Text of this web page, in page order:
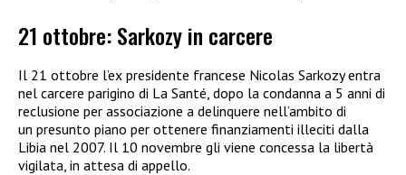
21 ottobre: Sarkozy in carcere
Il 21 ottobre l’ex presidente francese Nicolas Sarkozy entra
nel carcere parigino di La Santé, dopo la condanna a 5 anni di
reclusione per associazione a delinquere nell’ambito di
un presunto piano per ottenere finanziamenti illeciti dalla
Libia nel 2007. Il 10 novembre gli viene concessa la libertà
vigilata, in attesa di appello.